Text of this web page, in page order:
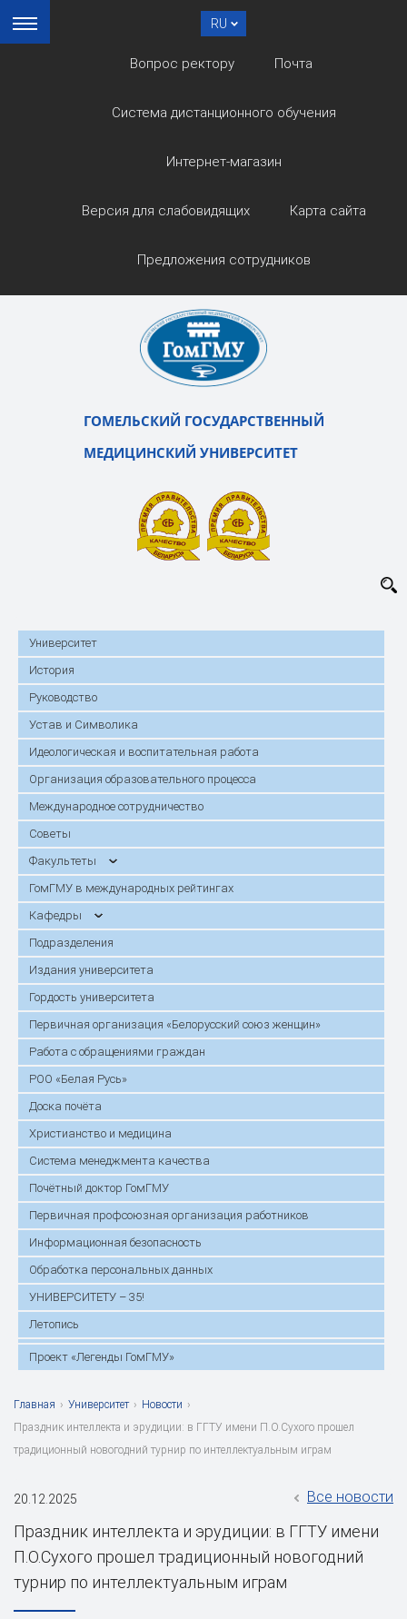
RU
Вопрос ректору Почта
Система дистанционного обучения
Интернет-магазин
Версия для слабовидящих Карта сайта
Предложения сотрудников
ГОМЕЛЬСКИЙ ГОСУДАРСТВЕННЫЙ
МЕДИЦИНСКИЙ УНИВЕРСИТЕТ
Университет
История
Руководство
Устав и Символика
Идеологическая и воспитательная работа
Организация образовательного процесса
Международное сотрудничество
Советы
Факультеты
ГомГМУ в международных рейтингах
Кафедры
Подразделения
Издания университета
Гордость университета
Первичная организация «Белорусский союз женщин»
Работа с обращениями граждан
РОО «Белая Русь»
Доска почёта
Христианство и медицина
Система менеджмента качества
Почётный доктор ГомГМУ
Первичная профсоюзная организация работников
Информационная безопасность
Обработка персональных данных
УНИВЕРСИТЕТУ – 35!
Летопись
Проект «Легенды ГомГМУ»
Главная › Университет › Новости ›
Праздник интеллекта и эрудиции: в ГГТУ имени П.О.Сухого прошел
традиционный новогодний турнир по интеллектуальным играм
20.12.2025 Все новости
Праздник интеллекта и эрудиции: в ГГТУ имени
П.О.Сухого прошел традиционный новогодний
турнир по интеллектуальным играм